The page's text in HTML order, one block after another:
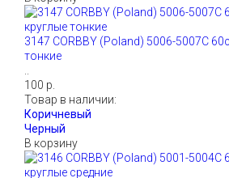
3147 CORBBY (Poland) 5006-5007С
тонкие
100 р.
Товар в наличии:
В корзину